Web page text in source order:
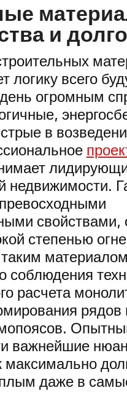
и
логику всего
огромным
в
недвижимости.
степенью
соблюдения
расчета
рядов
важнейшие
максимально
даже в